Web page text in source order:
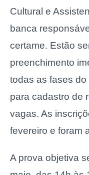
Cultural e
banca
certame. Estão
preenchimento
todas as fases
para cadastro de
vagas. As
fevereiro e foram
A prova objetiva